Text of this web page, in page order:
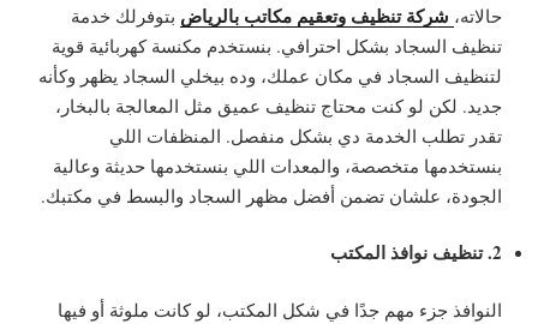
حالاته، شركة تنظيف وتعقيم مكاتب بالرياض بتوفرلك خدمة
تنظيف السجاد بشكل احترافي. بنستخدم مكنسة كهربائية قوية
لتنظيف السجاد في مكان عملك، وده بيخلي السجاد يظهر وكأنه
جديد. لكن لو كنت محتاج تنظيف عميق مثل المعالجة بالبخار،
تقدر تطلب الخدمة دي بشكل منفصل. المنظفات اللي
بنستخدمها متخصصة، والمعدات اللي بنستخدمها حديثة وعالية
الجودة، علشان تضمن أفضل مظهر السجاد والبسط في مكتبك.
2. تنظيف نوافذ المكتب
النوافذ جزء مهم جدًا في شكل المكتب، لو كانت ملوثة أو فيها